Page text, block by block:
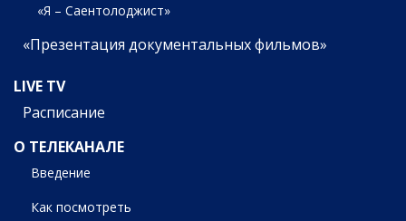
«Я – Саентолоджист»
«Презентация документальных фильмов»
LIVE TV
Расписание
О ТЕЛЕКАНАЛЕ
Введение
Как посмотреть